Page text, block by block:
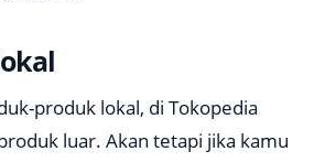
produk lokal, di Tokopedia
luar. Akan tetapi jika kamu